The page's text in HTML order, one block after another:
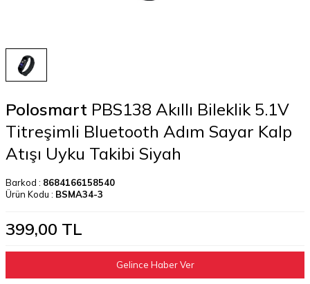
Polosmart PBS138 Akıllı Bileklik 5.1V
Titreşimli Bluetooth Adım Sayar Kalp
Atışı Uyku Takibi Siyah
Barkod : 8684166158540
Ürün Kodu : BSMA34-3
399,00 TL
Gelince Haber Ver